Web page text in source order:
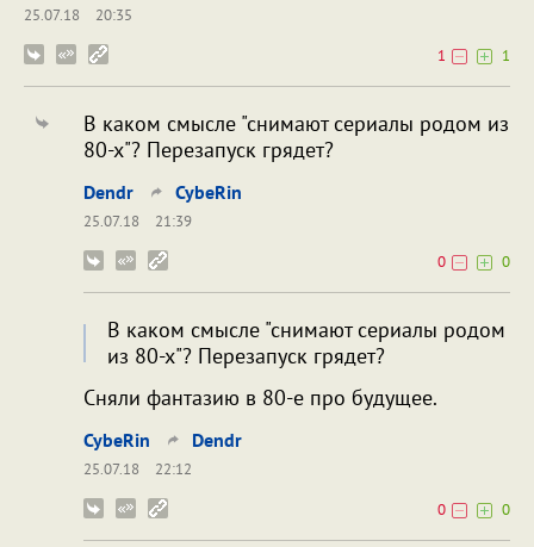
25.07.18
20:35
1
1
В каком смысле "снимают сериалы родом из
80-х"? Перезапуск грядет?
Dendr CybeRin
25.07.18
21:39
0
0
В каком смысле "снимают сериалы родом
из 80-х"? Перезапуск грядет?
Сняли фантазию в 80-е про будущее.
CybeRin Dendr
25.07.18
22:12
0
0